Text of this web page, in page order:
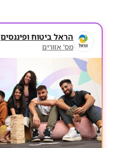
הראל ביטוח ופיננסים
מס' אזורים